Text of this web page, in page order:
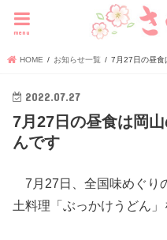
menu
HOME お知らせ一覧 7月27日の昼食
2022.07.27
7月27日の昼食は岡
んです
7月27日、全国味めぐり
土料理「ぶっかけうどん」